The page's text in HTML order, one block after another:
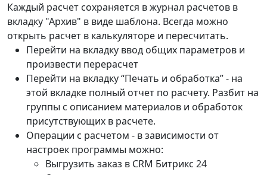
Каждый расчет сохраняется в журнал расчетов в
вкладку "Архив" в виде шаблона. Всегда можно
открыть расчет в калькуляторе и пересчитать.
Перейти на вкладку ввод общих параметров и
произвести перерасчет
Перейти на вкладку “Печать и обработка” - на
этой вкладке полный отчет по расчету. Разбит на
группы с описанием материалов и обработок
присутствующих в расчете.
Операции с расчетом - в зависимости от
настроек программы можно:
Выгрузить заказ в CRM Битрикс 24